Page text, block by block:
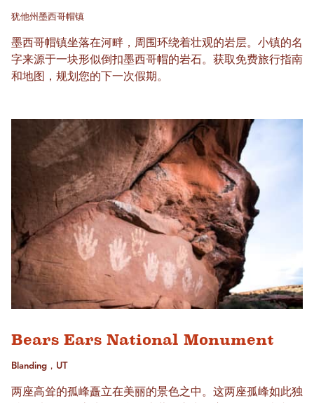
犹他州墨西哥帽镇
墨西哥帽镇坐落在河畔，周围环绕着壮观的岩层。小镇的名
字来源于一块形似倒扣墨西哥帽的岩石。获取免费旅行指南
和地图，规划您的下一次假期。
Bears Ears National Monument
Blanding，UT
两座高耸的孤峰矗立在美丽的景色之中。这两座孤峰如此独